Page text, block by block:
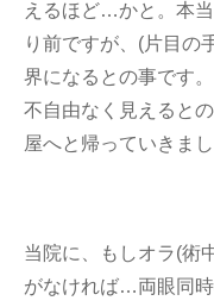
えるほど…かと。本
り前ですが、(片目の
界になるとの事です
不自由なく見えると
屋へと帰っていきまし
当院に、もしオラ(術
がなければ…両眼同